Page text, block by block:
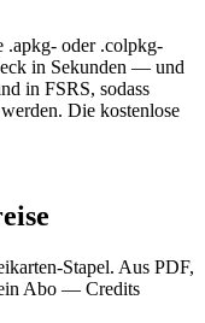
.apkg- oder .colpkg-
in Sekunden — und
in FSRS, sodass
Die kostenlose
Stapel. Aus PDF,
Abo — Credits